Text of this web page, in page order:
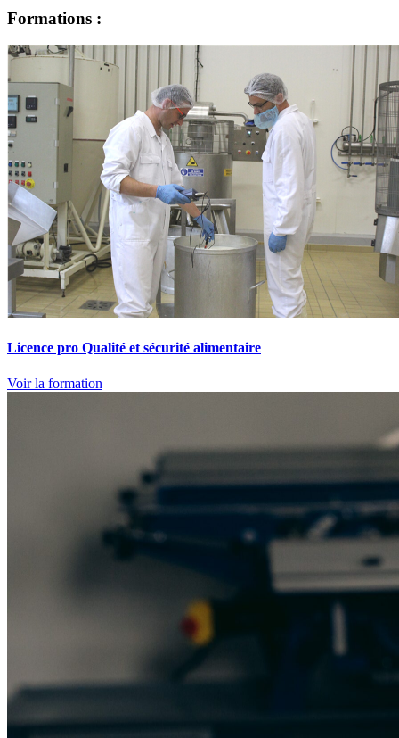
Formations :
Licence pro Qualité et sécurité alimentaire
Voir la formation